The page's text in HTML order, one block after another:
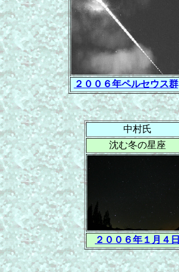
２００６年ペルセウス群
中村氏
沈む冬の星座
２００６年１月４日